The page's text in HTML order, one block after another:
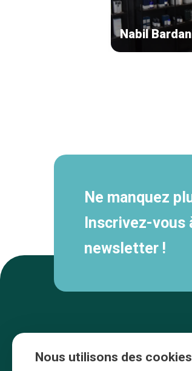
Nabil
Ne manquez
Inscrivez-vous
newsletter !
Nous utilisons des cookies